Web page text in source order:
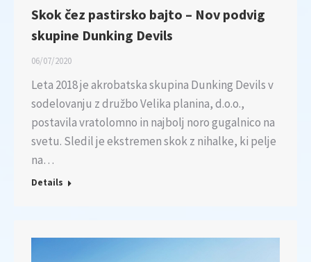
Skok čez pastirsko bajto – Nov podvig
skupine Dunking Devils
06/07/2020
Leta 2018 je akrobatska skupina Dunking Devils v
sodelovanju z družbo Velika planina, d.o.o.,
postavila vratolomno in najbolj noro gugalnico na
svetu. Sledil je ekstremen skok z nihalke, ki pelje
na…
Details